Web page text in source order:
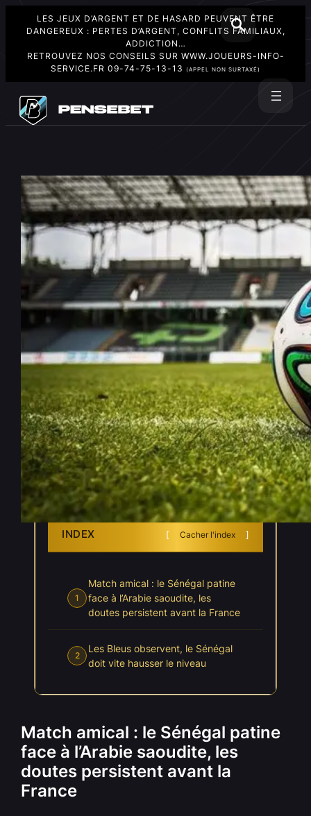
LES JEUX D’ARGENT ET DE HASARD PEUVENT ÊTRE
DANGEREUX : PERTES D’ARGENT, CONFLITS FAMILIAUX,
ADDICTION…
RETROUVEZ NOS CONSEILS SUR WWW.JOUEURS-INFO-
SERVICE.FR 09-74-75-13-13 (APPEL NON SURTAXÉ)
contenu
Coupe du monde 2026 : nul et
sans but pour le Sénégal, la
France attend son adversaire
de pied ferme
Juin 10, 2026—parJayann Lebecq
dans Coupe du Monde 2026 , Actualités
INDEX Cacher l'index
1
Match amical : le Sénégal patine
face à l’Arabie saoudite, les
doutes persistent avant la France
2
Les Bleus observent, le Sénégal
doit vite hausser le niveau
Match amical : le Sénégal patine
face à l’Arabie saoudite, les
doutes persistent avant la
France